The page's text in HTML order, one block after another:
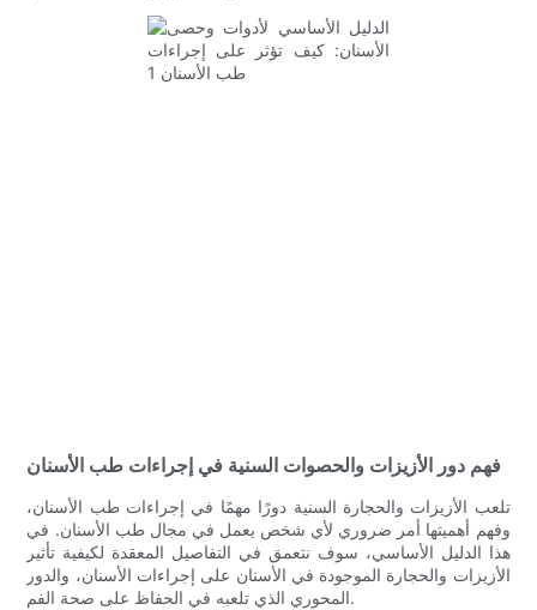
فهم دور الأزيزات والحصوات السنية في إجراءات طب الأسنان
تلعب الأزيزات والحجارة السنية دورًا مهمًا في إجراءات طب الأسنان،
وفهم أهميتها أمر ضروري لأي شخص يعمل في مجال طب الأسنان. في
هذا الدليل الأساسي، سوف نتعمق في التفاصيل المعقدة لكيفية تأثير
الأزيزات والحجارة الموجودة في الأسنان على إجراءات الأسنان، والدور
المحوري الذي تلعبه في الحفاظ على صحة الفم.